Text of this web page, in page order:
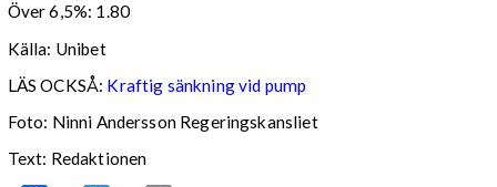
Över 6,5%: 1.80
Källa: Unibet
LÄS OCKSÅ: Kraftig sänkning vid pump
Foto: Ninni Andersson Regeringskansliet
Text: Redaktionen